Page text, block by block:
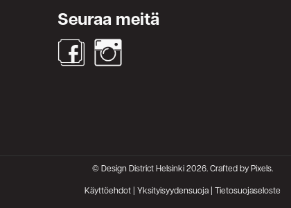
Seuraa meitä
© Design District Helsinki 2026. Crafted byPixels.
Käyttöehdot| Yksityisyydensuoja| Tietosuojaseloste